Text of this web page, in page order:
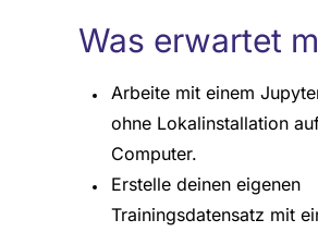
Was erwartet
Arbeite mit einem
ohne Lokalinstallation
Computer.
Erstelle deinen eigenen
Trainingsdatensatz mit